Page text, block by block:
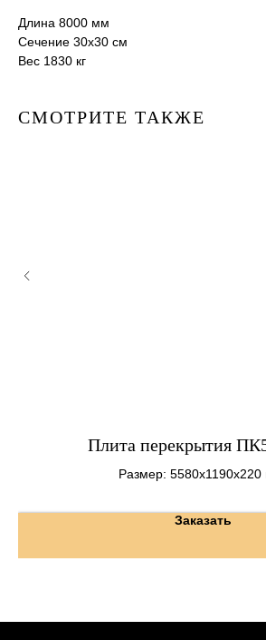
Длина 8000 мм
Сечение 30х30 см
Вес 1830 кг
СМОТРИТЕ ТАКЖЕ
Плита перекрытия
Размер:
Заказать